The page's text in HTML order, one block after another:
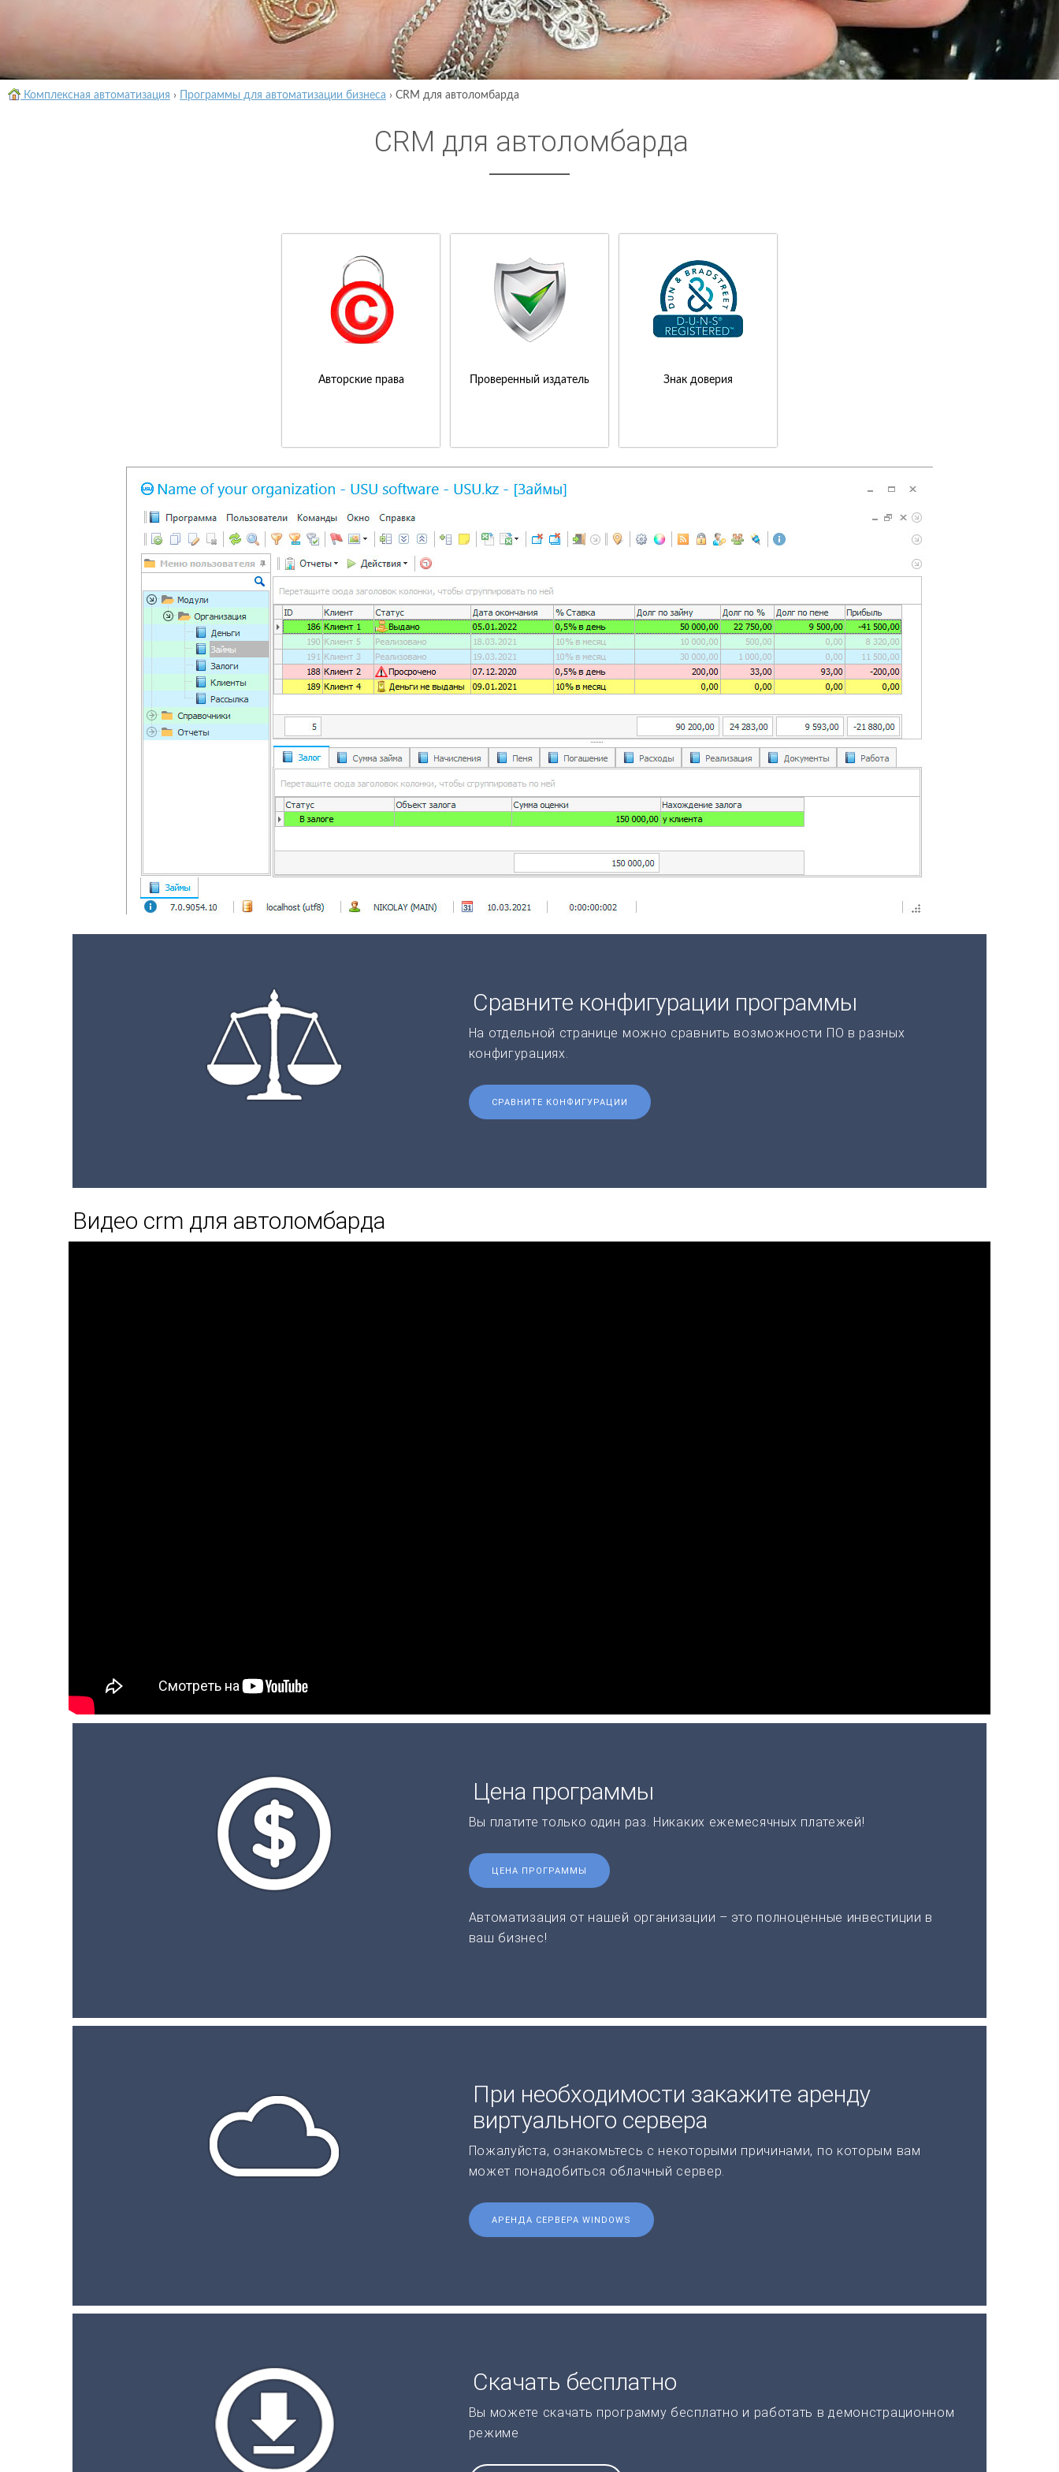
Комплексная автоматизация › Программы для автоматизации бизнеса › CRM для автоломбарда
CRM для автоломбарда
Авторские права Проверенный издатель Знак доверия
Сравните конфигурации программы
На отдельной странице можно сравнить возможности ПО в разных
конфигурациях.
СРАВНИТЕ КОНФИГУРАЦИИ
Видео crm для автоломбарда
Цена программы
Вы платите только один раз. Никаких ежемесячных платежей!
ЦЕНА ПРОГРАММЫ
Автоматизация от нашей организации – это полноценные инвестиции в
ваш бизнес!
При необходимости закажите аренду
виртуального сервера
Пожалуйста, ознакомьтесь с некоторыми причинами, по которым вам
может понадобиться облачный сервер.
АРЕНДА СЕРВЕРА WINDOWS
Скачать бесплатно
Вы можете скачать программу бесплатно и работать в демонстрационном
режиме